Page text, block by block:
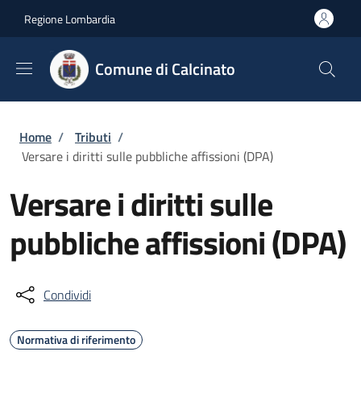
Regione Lombardia
Comune di Calcinato
Briciole di pane
Home / Tributi /
Versare i diritti sulle pubbliche affissioni (DPA)
Versare i diritti sulle
pubbliche affissioni (DPA)
Condividi
Normativa di riferimento